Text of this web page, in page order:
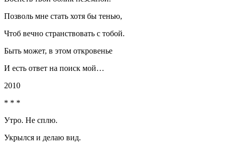
Позволь мне стать хотя бы тенью,
Чтоб вечно странствовать с тобой.
Быть может, в этом откровенье
И есть ответ на поиск мой…
2010
* * *
Утро. Не сплю.
Укрылся и делаю вид.